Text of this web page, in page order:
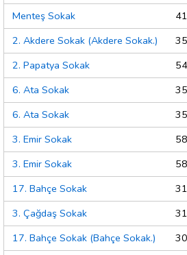
Menteş Sokak
2. Akdere Sokak (Akdere Sokak.)
2. Papatya Sokak
6. Ata Sokak
6. Ata Sokak
3. Emir Sokak
3. Emir Sokak
17. Bahçe Sokak
3. Çağdaş Sokak
17. Bahçe Sokak (Bahçe Sokak.)